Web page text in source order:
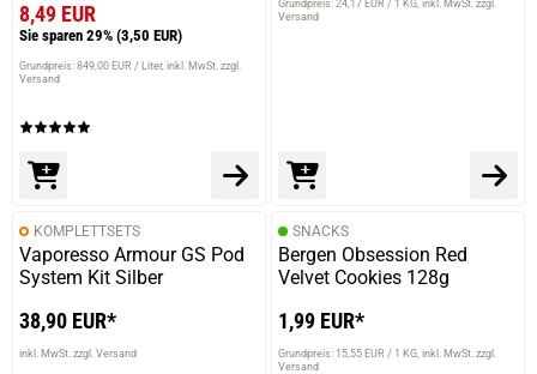
8,49 EUR
Sie sparen 29% (3,50 EUR)
Grundpreis: 849,00 EUR / Liter inkl. MwSt. zzgl.
Versand
Grundpreis: 24,17 EUR / 1 KG inkl. MwSt. zzgl.
Versand
KOMPLETTSETS
Vaporesso Armour GS Pod
System Kit Silber
38,90 EUR*
inkl. MwSt. zzgl. Versand
SNACKS
Bergen Obsession Red
Velvet Cookies 128g
1,99 EUR*
Grundpreis: 15,55 EUR / 1 KG inkl. MwSt. zzgl.
Versand